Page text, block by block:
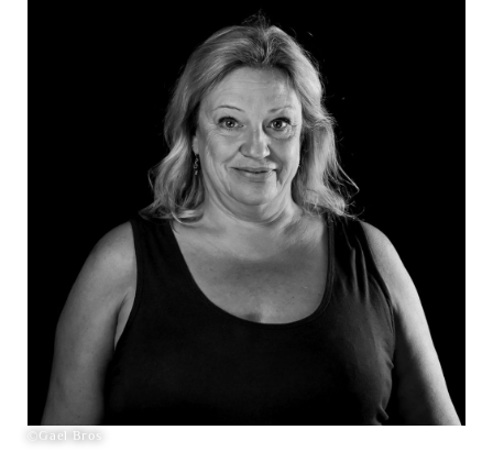
©Gael Bros